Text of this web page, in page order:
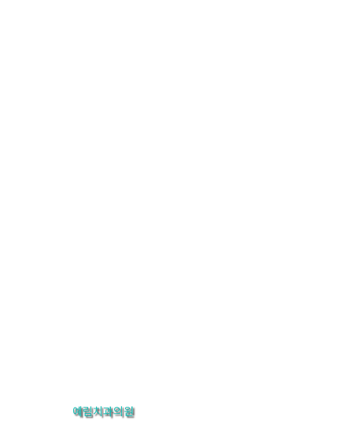
예림치과의원